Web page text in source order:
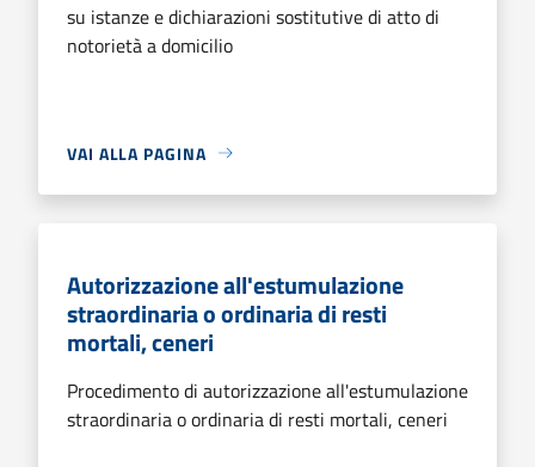
su istanze e dichiarazioni sostitutive di atto di
notorietà a domicilio
VAI ALLA PAGINA
Autorizzazione all'estumulazione
straordinaria o ordinaria di resti
mortali, ceneri
Procedimento di autorizzazione all'estumulazione
straordinaria o ordinaria di resti mortali, ceneri